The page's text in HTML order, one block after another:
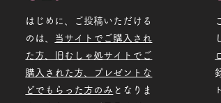
はじめに、ご投稿いただける
のは、
当サイトでご購入され
た方、旧むしゃ処サイトでご
購入された方、プレゼントな
どでもらった方のみ となりま